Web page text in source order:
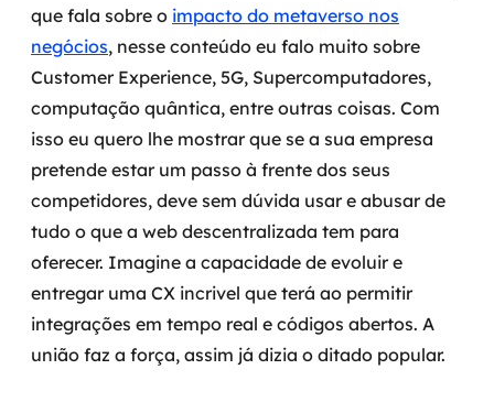
que fala sobre o impacto do metaverso nos
negócios, nesse conteúdo eu falo muito sobre
Customer Experience, 5G, Supercomputadores,
computação quântica, entre outras coisas. Com
isso eu quero lhe mostrar que se a sua empresa
pretende estar um passo à frente dos seus
competidores, deve sem dúvida usar e abusar de
tudo o que a web descentralizada tem para
oferecer. Imagine a capacidade de evoluir e
entregar uma CX incrivel que terá ao permitir
integrações em tempo real e códigos abertos. A
união faz a força, assim já dizia o ditado popular.